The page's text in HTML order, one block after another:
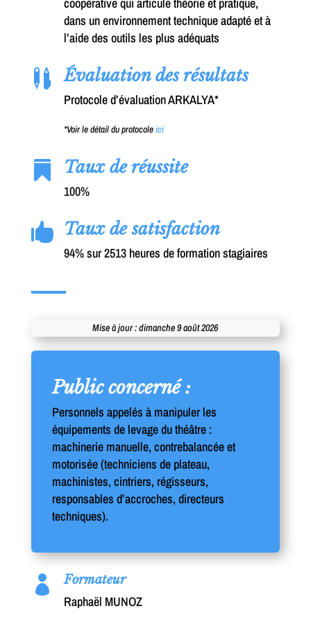
dans un environnement technique adapté et à
l’aide des outils les plus adéquats
 Évaluation des résultats
Protocole d’évaluation ARKALYA*
*Voir le détail du protocoleici
 Taux de réussite
100%
 Taux de satisfaction
94% sur 2513 heures de formation stagiaires
Mise à jour : dimanche 9 août 2026
Public concerné :
Personnels appelés à manipuler les
équipements de levage du théâtre :
machinerie manuelle, contrebalancée et
motorisée (techniciens de plateau,
machinistes, cintriers, régisseurs,
responsables d’accroches, directeurs
techniques).
 Formateur
Raphaël MUNOZ